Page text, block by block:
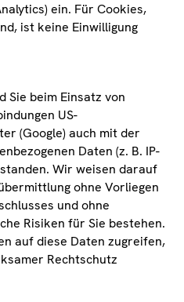
Sammlung
ein. Für Cookies,
ist keine Einwilligung
Sie beim Einsatz von
US-
(Google) auch mit der
Daten (z. B. IP-
Wir weisen darauf
ohne Vorliegen
und ohne
Risiken für Sie bestehen.
auf diese Daten zugreifen,
Rechtschutz